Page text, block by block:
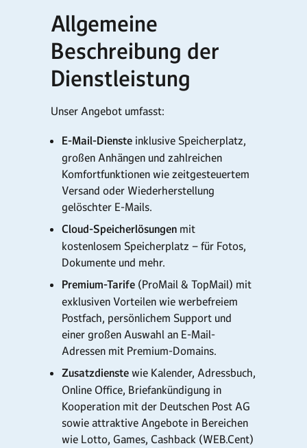
Allgemeine
Beschreibung der
Dienstleistung
Unser Angebot umfasst:
E-Mail-Dienste inklusive Speicherplatz,
großen Anhängen und zahlreichen
Komfortfunktionen wie zeitgesteuertem
Versand oder Wiederherstellung
gelöschter E-Mails.
Cloud-Speicherlösungen mit
kostenlosem Speicherplatz – für Fotos,
Dokumente und mehr.
Premium-Tarife (ProMail & TopMail) mit
exklusiven Vorteilen wie werbefreiem
Postfach, persönlichem Support und
einer großen Auswahl an E-Mail-
Adressen mit Premium-Domains.
Zusatzdienste wie Kalender, Adressbuch,
Online Office, Briefankündigung in
Kooperation mit der Deutschen Post AG
sowie attraktive Angebote in Bereichen
wie Lotto, Games, Cashback (WEB.Cent)